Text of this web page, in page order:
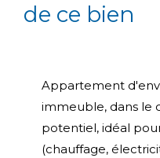
de ce bien
Appartement
immeuble, dans le
potentiel, idéal
(chauffage,